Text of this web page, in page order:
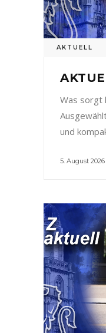
AKTUELL
Was sorgt
und
5. August 2026